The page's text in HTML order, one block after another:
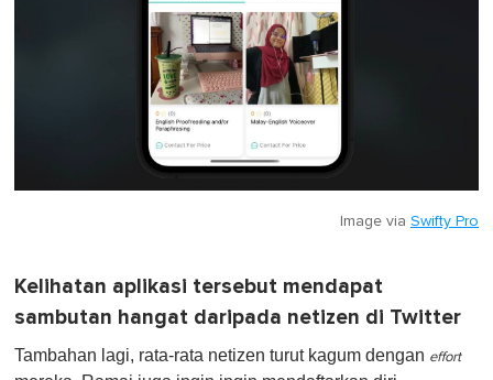
Image via Swifty Pro
Kelihatan aplikasi tersebut mendapat
sambutan hangat daripada netizen di Twitter
Tambahan lagi, rata-rata netizen turut kagum dengan effort